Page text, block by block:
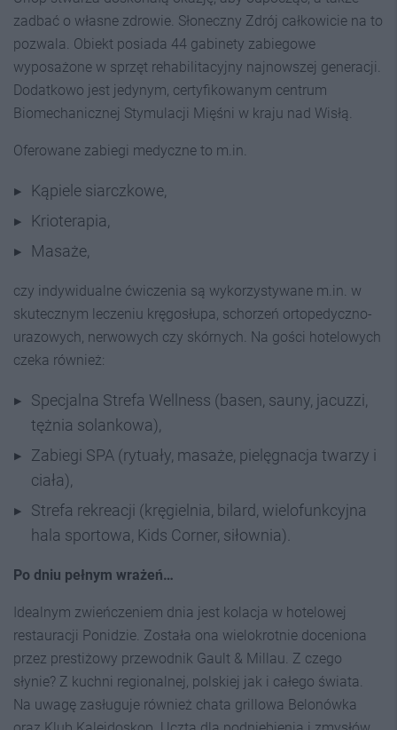
zadbać o własne zdrowie. Słoneczny Zdrój całkowicie na to
pozwala. Obiekt posiada 44 gabinety zabiegowe
wyposażone w sprzęt rehabilitacyjny najnowszej generacji.
Dodatkowo jest jedynym, certyfikowanym centrum
Biomechanicznej Stymulacji Mięśni w kraju nad Wisłą.
Oferowane zabiegi medyczne to m.in.
Kąpiele siarczkowe,
Krioterapia,
Masaże,
czy indywidualne ćwiczenia są wykorzystywane m.in. w
skutecznym leczeniu kręgosłupa, schorzeń ortopedyczno-
urazowych, nerwowych czy skórnych. Na gości hotelowych
czeka również:
Specjalna Strefa Wellness (basen, sauny, jacuzzi,
tężnia solankowa),
Zabiegi SPA (rytuały, masaże, pielęgnacja twarzy i
ciała),
Strefa rekreacji (kręgielnia, bilard, wielofunkcyjna
hala sportowa, Kids Corner, siłownia).
Po dniu pełnym wrażeń…
Idealnym zwieńczeniem dnia jest kolacja w hotelowej
restauracji Ponidzie. Została ona wielokrotnie doceniona
przez prestiżowy przewodnik Gault & Millau. Z czego
słynie? Z kuchni regionalnej, polskiej jak i całego świata.
Na uwagę zasługuje również chata grillowa Belonówka